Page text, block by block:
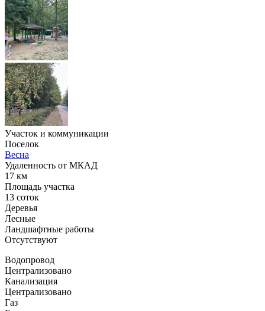
Участок и коммуникации
Поселок
Весна
Удаленность от МКАД
17 км
Площадь участка
13 соток
Деревья
Лесные
Ландшафтные работы
Отсутствуют
Водопровод
Централизовано
Канализация
Централизовано
Газ